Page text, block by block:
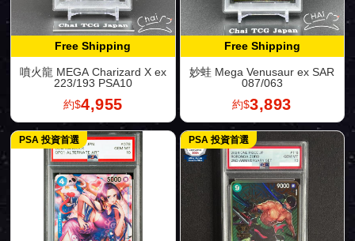
Free Shipping
噴火龍 MEGA Charizard X ex
223/193 PSA10
約$4,955
Free Shipping
妙蛙 Mega Venusaur ex SAR
087/063
約$3,893
PSA 投資首選 PSA 投資首選